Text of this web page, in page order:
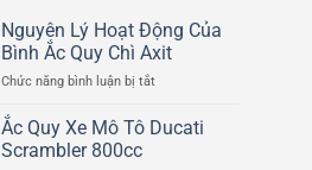
Nguyên Lý Hoạt Động Của
Bình Ắc Quy Chì Axit
Chức năng bình luận bị tắt
Lý
Ắc Quy Xe Mô Tô Ducati
Scrambler 800cc